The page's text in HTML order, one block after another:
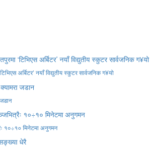
अर्बिटर’ नयाँ विद्युतीय स्कुटर सार्वजनिक ग¥यो
१०÷१० मिनेटमा अनुगमन